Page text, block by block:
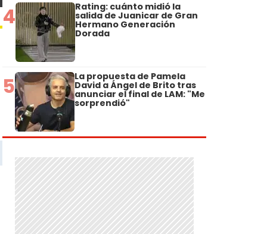
4 Rating: cuánto midió la
salida de Juanicar de Gran
Hermano Generación
Dorada
5 La propuesta de Pamela
David a Ángel de Brito tras
anunciar el final de LAM: "Me
sorprendió"